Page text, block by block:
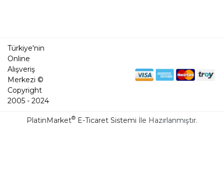
Türkiye'nin
Online
Alışveriş
Merkezi ©
Copyright
2005 - 2024
PlatinMarket® E-Ticaret Sistemi İle Hazırlanmıştır.